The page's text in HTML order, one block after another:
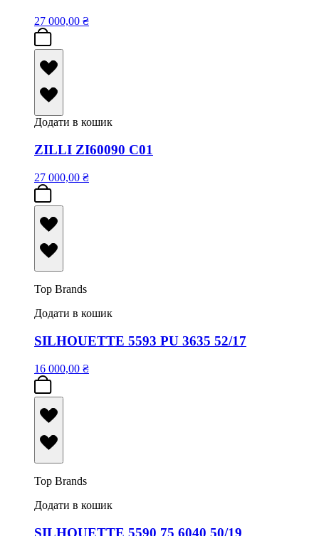
27 000,00 ₴
Додати в кошик
ZILLI ZI60090 C01
27 000,00 ₴
Top Brands
Додати в кошик
SILHOUETTE 5593 PU 3635 52/17
16 000,00 ₴
Top Brands
Додати в кошик
SILHOUETTE 5590 75 6040 50/19